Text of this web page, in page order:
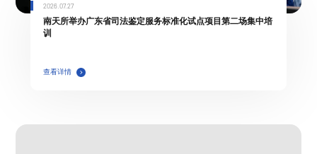
2026.07.27
南天所举办广东省司法鉴定服务标准化试点项目第二场集中培
训
查看详情